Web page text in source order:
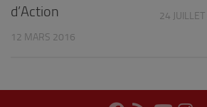
d’Action
12 MARS 2016
24